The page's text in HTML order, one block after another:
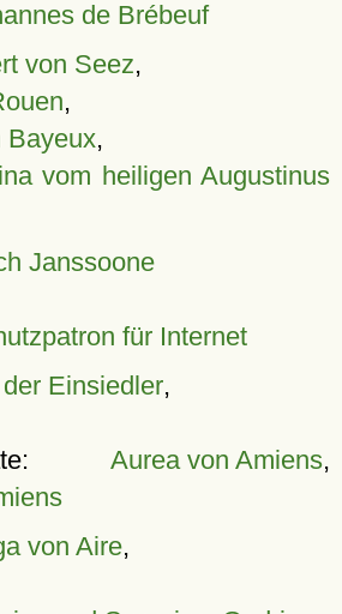
de Brébeuf
von Seez,
,
Bayeux,
vom heiligen Augustinus
Janssoone
für Internet
Einsiedler,
Aurea von Amiens,
von Aire,